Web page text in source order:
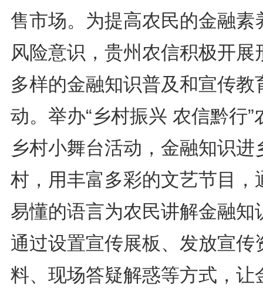
售市场。为提高农民的金融素
风险意识，贵州农信积极开展
多样的金融知识普及和宣传教
动。举办“乡村振兴 农信黔行”
乡村小舞台活动，金融知识进
村，用丰富多彩的文艺节目，
易懂的语言为农民讲解金融知
通过设置宣传展板、发放宣传
料、现场答疑解惑等方式，让